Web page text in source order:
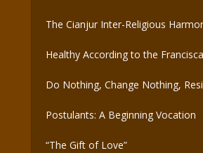
The Cianjur Inter-Religious
Healthy According to the
Do Nothing, Change Nothing,
Postulants: A Beginning Vocation
“The Gift of Love”